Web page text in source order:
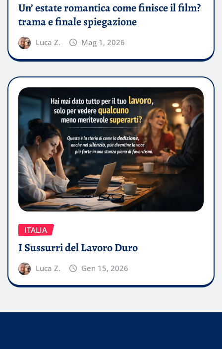
Un’ estate romantica come finisce il film?
trama e finale spiegazione
Luca Z. Mag 1, 2026
ITALIA
I Sussurri del Lavoro Duro
Luca Z. Gen 15, 2026